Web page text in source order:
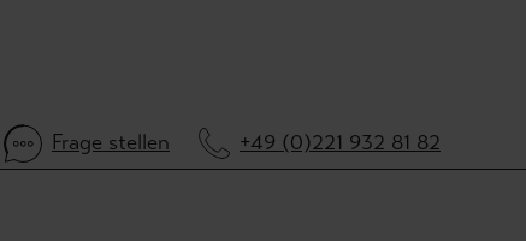
Frage stellen +49 (0)221 932 81 82